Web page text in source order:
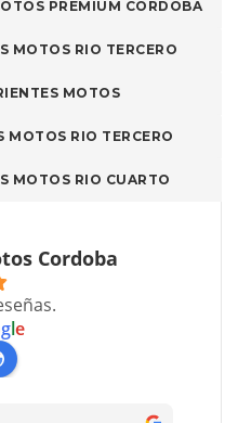
PREMIUM CORDOBA
MOTOS RIO TERCERO
MOTOS
MOTOS RIO TERCERO
MOTOS RIO CUARTO
Cordoba
gle